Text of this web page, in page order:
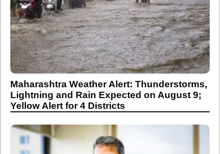
Maharashtra Weather Alert: Thunderstorms,
Lightning and Rain Expected on August 9;
Yellow Alert for 4 Districts